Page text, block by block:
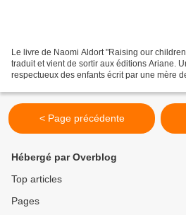
Le livre de Naomi Aldort "Raising our
traduit et vient de sortir aux éditions Ariane.
respectueux des enfants écrit par une mère
< Page précédente
Hébergé par Overblog
Top articles
Pages